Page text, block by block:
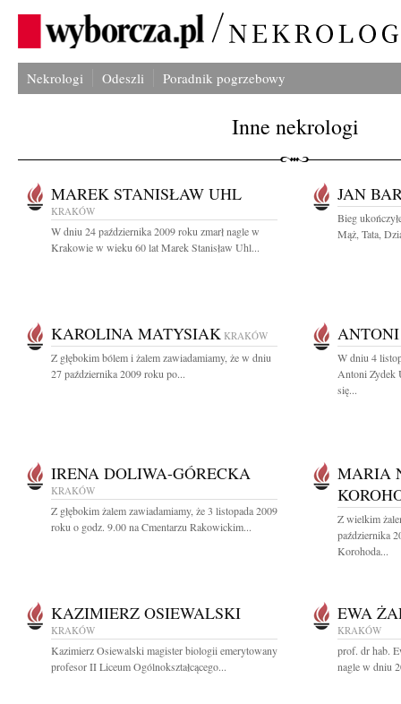
Nekrologi Odeszli Poradnik pogrzebowy
Inne nekrologi
MAREK STANISŁAW UHL
KRAKÓW
W dniu 24 października 2009 roku zmarł nagle w
Krakowie w wieku 60 lat Marek Stanisław Uhl...
JAN
Bieg
Mąż, Tata,
KAROLINA MATYSIAK KRAKÓW
Z głębokim bólem i żalem zawiadamiamy, że w dniu
27 października 2009 roku po...
W dniu 4
Antoni Zydek
się...
IRENA DOLIWA-GÓRECKA
KRAKÓW
Z głębokim żalem zawiadamiamy, że 3 listopada 2009
roku o godz. 9.00 na Cmentarzu Rakowickim...
MARIA
Z wielkim
października
Korohoda...
KAZIMIERZ OSIEWALSKI
KRAKÓW
Kazimierz Osiewalski magister biologii emerytowany
profesor II Liceum Ogólnokształcącego...
EWA
KRAKÓW
prof. dr hab.
nagle w dniu